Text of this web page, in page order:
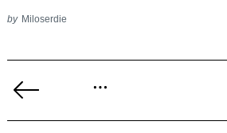
by Miloserdie
записей
Previous
Page
…